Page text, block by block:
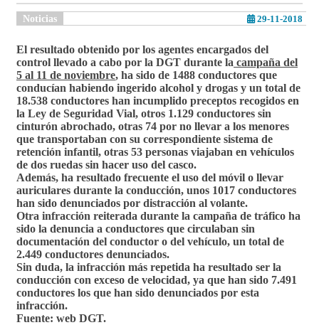
Noticias 29-11-2018
El resultado obtenido por los agentes encargados del
control llevado a cabo por la DGT durante la campaña del
5 al 11 de noviembre, ha sido de 1488 conductores que
conducían habiendo ingerido alcohol y drogas y un total de
18.538 conductores han incumplido preceptos recogidos en
la Ley de Seguridad Vial, otros 1.129 conductores sin
cinturón abrochado, otras 74 por no llevar a los menores
que transportaban con su correspondiente sistema de
retención infantil, otras 53 personas viajaban en vehículos
de dos ruedas sin hacer uso del casco.
Además, ha resultado frecuente el uso del móvil o llevar
auriculares durante la conducción, unos 1017 conductores
han sido denunciados por distracción al volante.
Otra infracción reiterada durante la campaña de tráfico ha
sido la denuncia a conductores que circulaban sin
documentación del conductor o del vehículo, un total de
2.449 conductores denunciados.
Sin duda, la infracción más repetida ha resultado ser la
conducción con exceso de velocidad, ya que han sido 7.491
conductores los que han sido denunciados por esta
infracción.
Fuente: web DGT.